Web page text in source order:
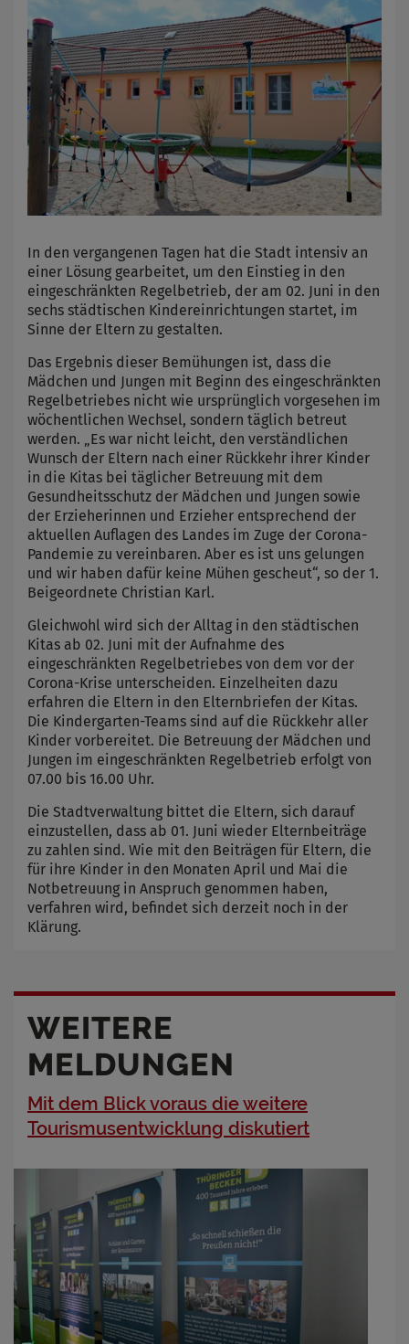
In den vergangenen Tagen hat die Stadt intensiv an
einer Lösung gearbeitet, um den Einstieg in den
eingeschränkten Regelbetrieb, der am 02. Juni in den
sechs städtischen Kindereinrichtungen startet, im
Sinne der Eltern zu gestalten.
Das Ergebnis dieser Bemühungen ist, dass die
Mädchen und Jungen mit Beginn des eingeschränkten
Regelbetriebes nicht wie ursprünglich vorgesehen im
wöchentlichen Wechsel, sondern täglich betreut
werden. „Es war nicht leicht, den verständlichen
Wunsch der Eltern nach einer Rückkehr ihrer Kinder
in die Kitas bei täglicher Betreuung mit dem
Gesundheitsschutz der Mädchen und Jungen sowie
der Erzieherinnen und Erzieher entsprechend der
aktuellen Auflagen des Landes im Zuge der Corona-
Pandemie zu vereinbaren. Aber es ist uns gelungen
und wir haben dafür keine Mühen gescheut“, so der 1.
Beigeordnete Christian Karl.
Gleichwohl wird sich der Alltag in den städtischen
Kitas ab 02. Juni mit der Aufnahme des
eingeschränkten Regelbetriebes von dem vor der
Corona-Krise unterscheiden. Einzelheiten dazu
erfahren die Eltern in den Elternbriefen der Kitas.
Die Kindergarten-Teams sind auf die Rückkehr aller
Kinder vorbereitet. Die Betreuung der Mädchen und
Jungen im eingeschränkten Regelbetrieb erfolgt von
07.00 bis 16.00 Uhr.
Die Stadtverwaltung bittet die Eltern, sich darauf
einzustellen, dass ab 01. Juni wieder Elternbeiträge
zu zahlen sind. Wie mit den Beiträgen für Eltern, die
für ihre Kinder in den Monaten April und Mai die
Notbetreuung in Anspruch genommen haben,
verfahren wird, befindet sich derzeit noch in der
Klärung.
WEITERE
MELDUNGEN
Mit dem Blick voraus die weitere
Tourismusentwicklung diskutiert